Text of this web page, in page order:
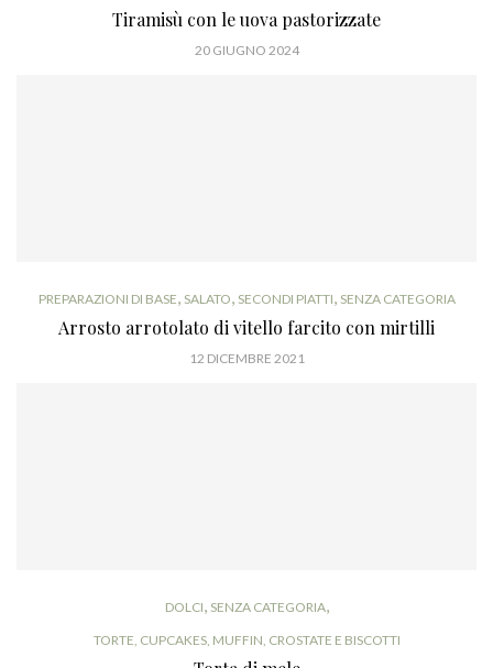
Tiramisù con le uova pastorizzate
20 GIUGNO 2024
PREPARAZIONI DI BASE, SALATO, SECONDI PIATTI, SENZA CATEGORIA
Arrosto arrotolato di vitello farcito con mirtilli
12 DICEMBRE 2021
DOLCI, SENZA CATEGORIA,
TORTE, CUPCAKES, MUFFIN, CROSTATE E BISCOTTI